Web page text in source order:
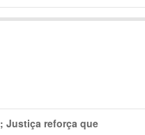
Justiça reforça que